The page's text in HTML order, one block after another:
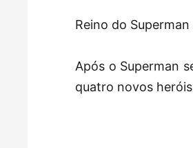
Reino do
Após o Superman
quatro novos